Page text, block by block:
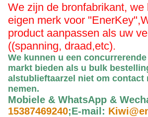
We zijn de bronfabrikant, we
eigen merk voor "EnerKey",
product aanpassen als uw
((spanning, draad,etc).
We kunnen u een
markt bieden als u bulk
alstublieftaarzel niet om contact
nemen.
Mobiele & WhatsApp &
15387469240;E-mail: